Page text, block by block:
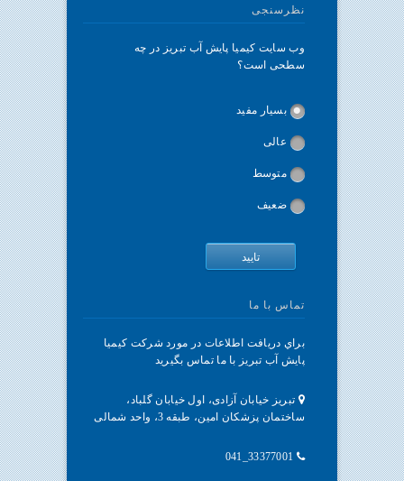
نظرسنجی
وب سایت کیمیا پایش آب تبریز در چه
سطحی است؟
بسیار مفید
عالی
متوسط
ضعیف
تماس با ما
براي دريافت اطلاعات در مورد شرکت کیمیا
پایش آب تبریز با ما تماس بگيريد
تبریز خیابان آزادی، اول خیابان گلباد،
ساختمان پزشکان امین، طبقه 3، واحد شمالی